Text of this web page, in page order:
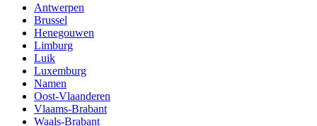
Antwerpen
Brussel
Henegouwen
Limburg
Luik
Luxemburg
Namen
Oost-Vlaanderen
Vlaams-Brabant
Waals-Brabant